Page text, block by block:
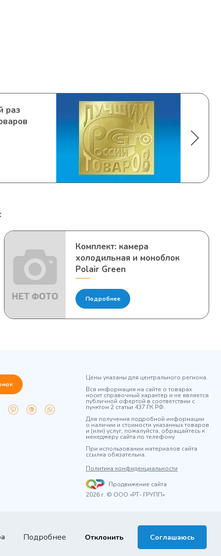
Подробнее Отклонить Соглашаюсь
раз
Комплект: камера
холодильная и моноблок
Polair Green
Подробнее
Цены указаны для центрального региона.
Вся информация на сайте о товарах
носит справочный характер и не является
публичной офертой в соответствии с
пунктом 2 статьи 437 ГК РФ.
Для получения подробной информации
о наличии и стоимости указанных товаров
и (или) услуг, пожалуйста, обращайтесь к
менеджеру сайта по телефону
При использовании материалов сайта
ссылка обязательна.
Политика конфиденциальности
Продвижение сайта
2026 г. © ООО «РТ- ГРУПП»